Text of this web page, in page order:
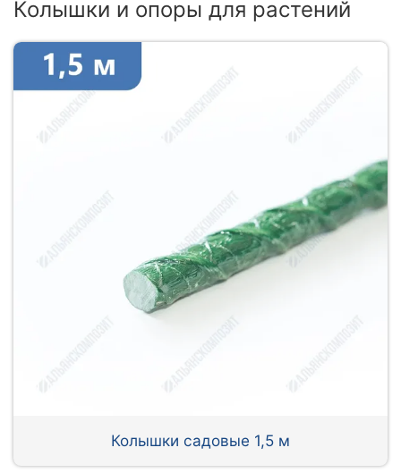
Колышки и опоры для растений
Колышки садовые 1,5 м